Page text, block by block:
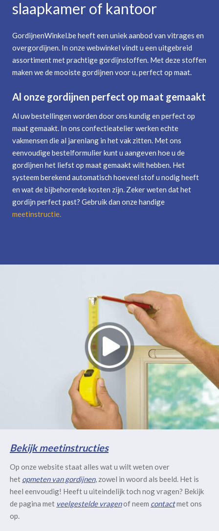
slaapkamer of kantoor
GordijnenWinkel.be heeft een uniek aanbod van vitrages en
overgordijnen. In onze webwinkel vindt u een uitgebreid
assortiment met prachtige gordijnstoffen. Met deze stoffen
maken we de mooiste gordijnen voor u, perfect op maat.
Al onze gordijnen perfect op maat gemaakt
Al uw bestellingen worden door ons kundig en perfect op
maat gemaakt. In ons confectieatelier werken echte
vakmensen die al jarenlang in het vak zitten. Met ons
eenvoudige bestelformulier kunt u aangeven hoe u de
gordijnen het liefst op maat gemaakt wilt hebben. Het
systeem berekend automatisch hoeveel stof u nodig heeft
en wat de bijbehorende kosten zijn. Zeker weten dat het
gordijn perfect past? Gebruik dan onze handige
meetinstructie.
Bekijk meetinstructies
Op onze website staat alles wat u wilt weten over
het opmeten van gordijnen, zowel in woord als beeld. Het is
heel eenvoudig! Heeft u uiteindelijk toch nog vragen? Bekijk
de pagina met veelgestelde vragenof neem contactmet ons
op.